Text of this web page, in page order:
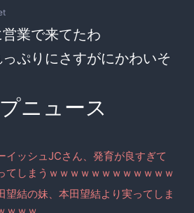
業で来てたわ
ぷりにさすがにかわいそ
ニュース
イッシュJCさん、発育が良すぎて
てしまうｗｗｗｗｗｗｗｗｗｗｗｗ
望結の妹、本田望結より実ってしま